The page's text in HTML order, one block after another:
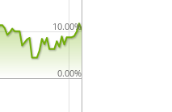
0.00%
10.00%